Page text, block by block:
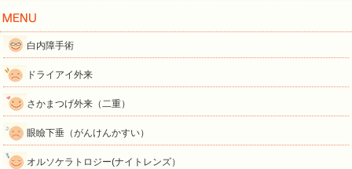
白内障手術
ドライアイ外来
さかまつげ外来（二重）
眼瞼下垂（がんけんかすい）
オルソケラトロジー(ナイトレンズ）